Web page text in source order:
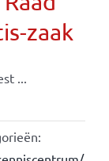
zaak
...